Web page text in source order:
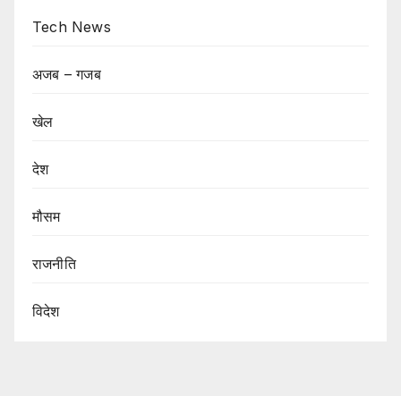
Tech News
अजब – गजब
खेल
देश
मौसम
राजनीति
विदेश